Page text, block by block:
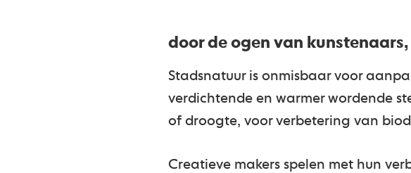
door de ogen van
Stadsnatuur is onmisbaar voor
verdichtende en warmer wordende
of droogte, voor verbetering van
Creatieve makers spelen met hun